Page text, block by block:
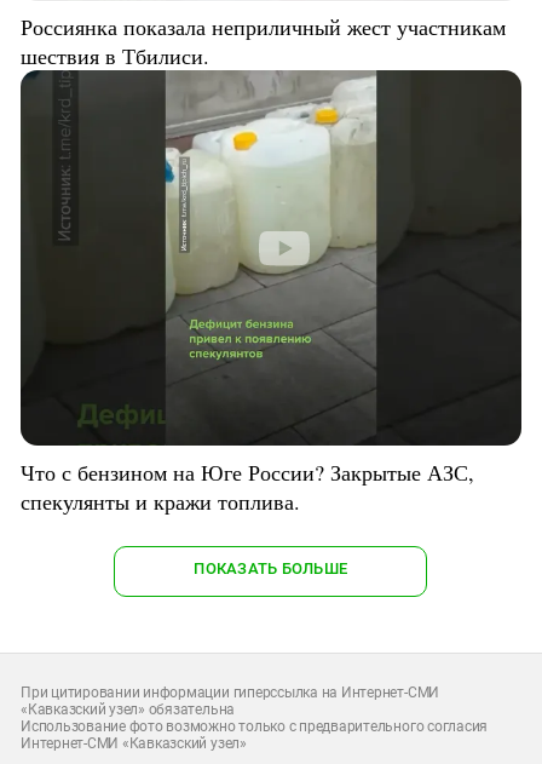
Россиянка показала неприличный жест участникам
шествия в Тбилиси.
Что с бензином на Юге России? Закрытые АЗС,
спекулянты и кражи топлива.
ПОКАЗАТЬ БОЛЬШЕ
При цитировании информации гиперссылка на Интернет-СМИ
«Кавказский узел» обязательна
Использование фото возможно только с предварительного согласия
Интернет-СМИ «Кавказский узел»